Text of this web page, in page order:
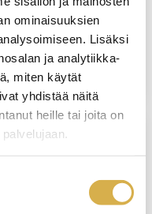
ominaisuuksien
Lisäksi
ja analytiikka-
miten käytät
yhdistää näitä
heille tai joita on
automaatioalan